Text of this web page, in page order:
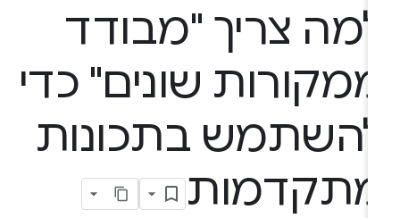
צריך "מבודד
שונים" כדי
בתכונות